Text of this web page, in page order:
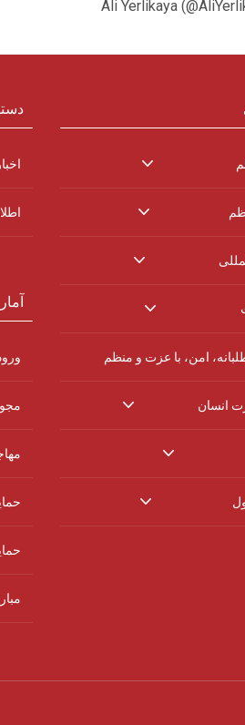
امن، با عزت و منظم
انسان
اخبار
آمار